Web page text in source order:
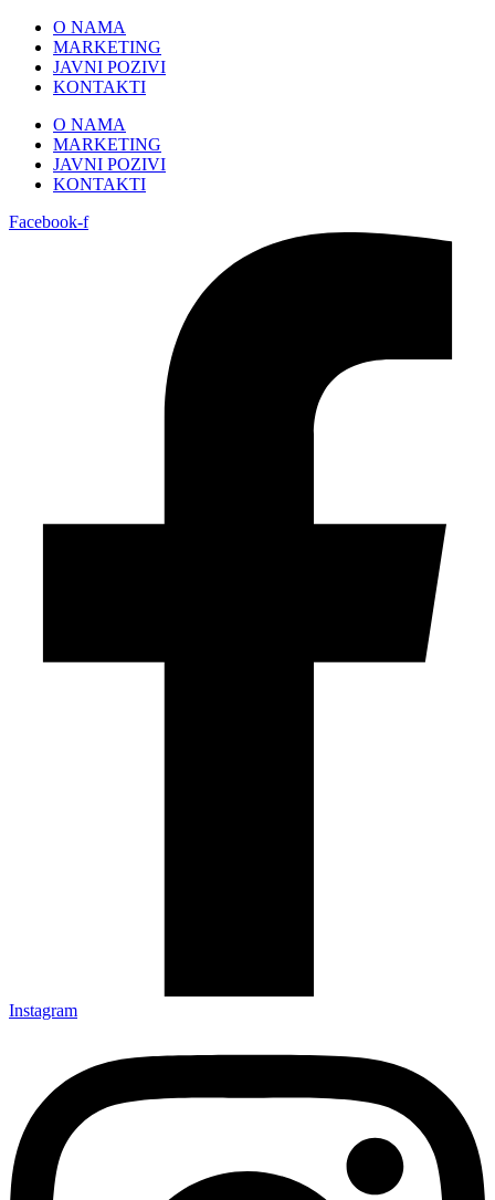
Skip
content
O NAMA
MARKETING
JAVNI POZIVI
KONTAKTI
O NAMA
MARKETING
JAVNI POZIVI
KONTAKTI
Facebook-f
Instagram